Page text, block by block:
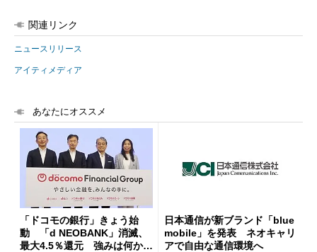
関連リンク
ニュースリリース
アイティメディア
あなたにオススメ
「ドコモの銀行」きょう始
動 「d NEOBANK」消滅、
最大4.5％還元 強みは何か解
日本通信が新ブランド「blue
mobile」を発表 ネオキャリ
アで自由な通信環境へ